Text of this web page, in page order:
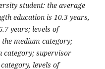
student: the average
education is 10.3 years,
years; levels of
medium category;
category; supervisor
levels of